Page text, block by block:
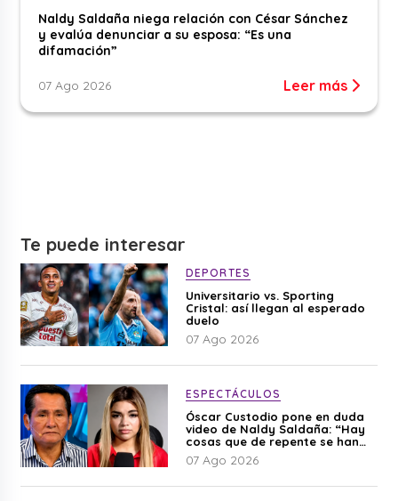
Naldy Saldaña niega relación con César Sánchez
y evalúa denunciar a su esposa: “Es una
difamación”
07 Ago 2026 Leer más
Te puede interesar
DEPORTES
Universitario vs. Sporting
Cristal: así llegan al esperado
duelo
07 Ago 2026
ESPECTÁCULOS
Óscar Custodio pone en duda
video de Naldy Saldaña: “Hay
cosas que de repente se han
editado”
07 Ago 2026